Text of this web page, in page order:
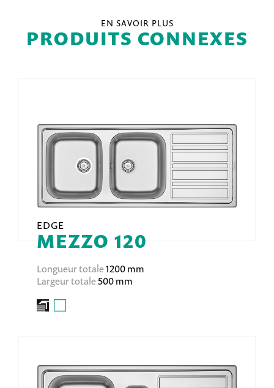
EN SAVOIR PLUS
PRODUITS CONNEXES
EDGE
MEZZO 120
Longueur totale1200 mm
Largeur totale500 mm